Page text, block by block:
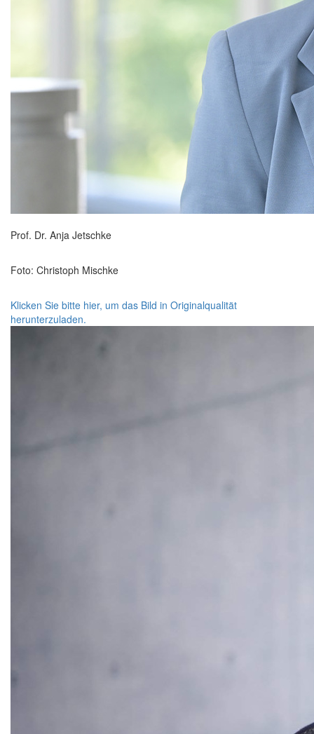
Prof. Dr. Anja Jetschke
Foto: Christoph Mischke
Klicken Sie bitte hier, um das Bild in Originalqualität
herunterzuladen.